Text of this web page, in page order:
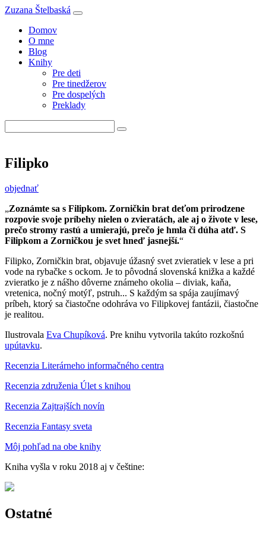
Zuzana Štelbaská
Domov
O mne
Blog
Knihy
Pre deti
Pre tinedžerov
Pre dospelých
Preklady
Filipko
objednať
Zoznámte sa s Filipkom. Zorničkin brat deťom prirodzene
rozpovie svoje príbehy nielen o zvieratách, ale aj o živote v lese,
prečo stromy rastú a umierajú, prečo je hmla či dúha atď. S
Filipkom a Zorničkou je svet hneď jasnejší.
Filipko, Zorničkin brat, objavuje úžasný svet zvieratiek v lese a pri
vode na rybačke s ockom. Je to pôvodná slovenská knižka a každé
zvieratko je z nášho dôverne známeho okolia – diviak, kaňa,
vretenica, nočný motýľ, pstruh... S každým sa spája zaujímavý
príbeh, ktorý sa čiastočne odohráva vo Filipkovej fantázii, čiastočne
je realitou.
Ilustrovala Eva Chupíková. Pre knihu vytvorila takúto rozkošnú
upútavku.
Recenzia Literárneho informačného centra
Recenzia združenia Úlet s knihou
Recenzia Zajtrajších novín
Recenzia Fantasy sveta
Môj pohľad na obe knihy
Kniha vyšla v roku 2018 aj v češtine:
Ostatné